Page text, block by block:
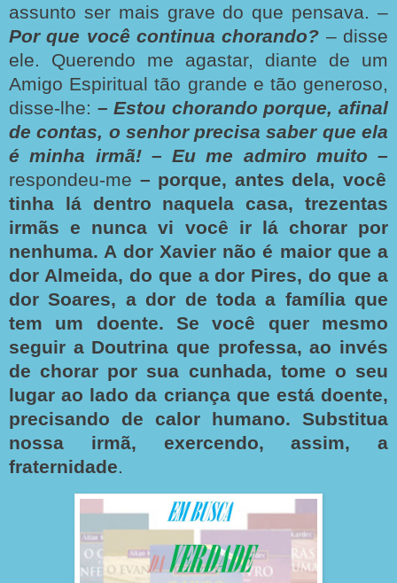
assunto ser mais grave do que pensava. –
Por que você continua chorando? – disse
ele. Querendo me agastar, diante de um
Amigo Espiritual tão grande e tão generoso,
disse-lhe: – Estou chorando porque, afinal
de contas, o senhor precisa saber que ela
é minha irmã! – Eu me admiro muito –
respondeu-me – porque, antes dela, você
tinha lá dentro naquela casa, trezentas
irmãs e nunca vi você ir lá chorar por
nenhuma. A dor Xavier não é maior que a
dor Almeida, do que a dor Pires, do que a
dor Soares, a dor de toda a família que
tem um doente. Se você quer mesmo
seguir a Doutrina que professa, ao invés
de chorar por sua cunhada, tome o seu
lugar ao lado da criança que está doente,
precisando de calor humano. Substitua
nossa irmã, exercendo,
assim, a
fraternidade.